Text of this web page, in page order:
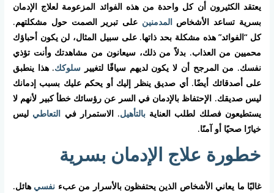
يعتقد الكثيرون أن كل واحدة من هذه الفوائد المزعومة لعلاج الإدمان
بسرية تساعد الأشخاصالمدمنين على تبرير الصمت حول مشكلتهم.
كل “الفوائد” هذه مشكلة بحد ذاتها. على سبيل المثال، لن يكون أحباؤك
محميين من العذاب. بدلاً من ذلك، سيعانون من مشاهدتك وأنت تؤذي
نفسك. من المرجح أن لا يكون لديهم سياقًا لتغيير سلوكك. هذا ينطبق
على أصدقائك أيضًا. أي صديق ينظر إليك أو يحكم عليك بسبب إدمانك
ليس صديقك. الإحتفاظ بالإدمان في السر عن رؤسائك خطأ كبير لأنهم لا
يستطيعون فصلك لطلب العناية بالتأهيل. الاستمرار في التعاطي ليس
خيارًا صحيًا أو آمنًا.
خطورة علاج الإدمان بسرية
غالبًا ما يعاني الأشخاص الذين يحتفظون بالأسرار من عبء نفسي هائل.